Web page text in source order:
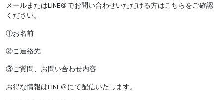
メールまたはLINE＠でお問い合わせいただける方はこちらをご確認
ください。
①お名前
②ご連絡先
③ご質問、お問い合わせ内容
お得な情報はLINE＠にて配信いたします。